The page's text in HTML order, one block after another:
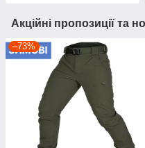
Акційні пропозиції та
–73%